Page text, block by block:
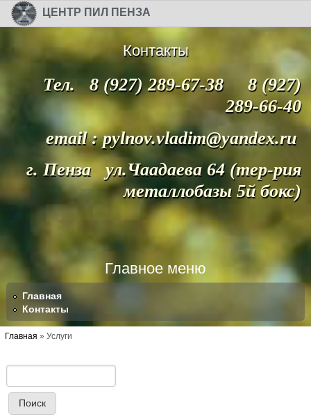
Перейти к основному содержанию
Skip to search
ЦЕНТР ПИЛ ПЕНЗА
Контакты
Тел. 8 (927) 289-67-38 8 (927)
289-66-40
email : pylnov.vladim@yandex.ru
г. Пенза ул.Чаадаева 64 (тер-рия
металлобазы 5й бокс)
Главное меню
Главная
Контакты
Вы здесь
Главная »Услуги
Поиск